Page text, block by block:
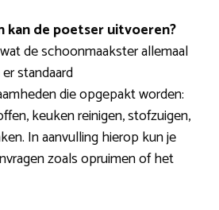
de poetser uitvoeren?
de schoonmaakster allemaal
standaard
die opgepakt worden:
keuken reinigen, stofzuigen,
In aanvulling hierop kun je
zoals opruimen of het